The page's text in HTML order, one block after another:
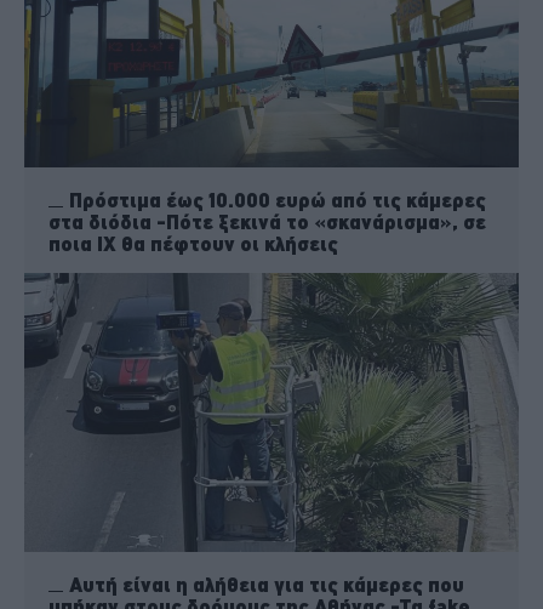
Πρόστιμα έως 10.000 ευρώ από τις κάμερες
στα διόδια -Πότε ξεκινά το «σκανάρισμα», σε
ποια ΙΧ θα πέφτουν οι κλήσεις
Αυτή είναι η αλήθεια για τις κάμερες που